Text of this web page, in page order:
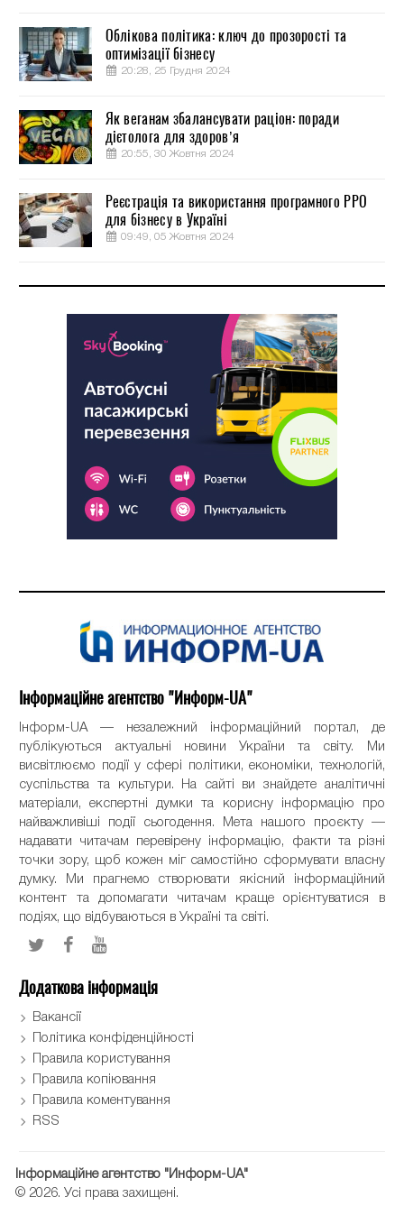
Облікова політика: ключ до прозорості та
оптимізації бізнесу
20:28, 25 Грудня 2024
Як веганам збалансувати раціон: поради
дієтолога для здоров’я
20:55, 30 Жовтня 2024
Реєстрація та використання програмного РРО
для бізнесу в Україні
09:49, 05 Жовтня 2024
Інформаційне агентство "Информ-UA"
Інформ-UA — незалежний інформаційний портал, де
публікуються актуальні новини України та світу. Ми
висвітлюємо події у сфері політики, економіки, технологій,
суспільства та культури. На сайті ви знайдете аналітичні
матеріали, експертні думки та корисну інформацію про
найважливіші події сьогодення. Мета нашого проєкту —
надавати читачам перевірену інформацію, факти та різні
точки зору, щоб кожен міг самостійно сформувати власну
думку. Ми прагнемо створювати якісний інформаційний
контент та допомагати читачам краще орієнтуватися в
подіях, що відбуваються в Україні та світі.
Додаткова інформація
Вакансії
Політика конфіденційності
Правила користування
Правила копіювання
Правила коментування
RSS
Інформаційне агентство "Информ-UA"
© 2026. Усі права захищені.